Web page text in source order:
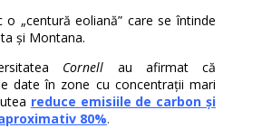
o „centură eoliană” care se întinde
și Montana.
Cornell au afirmat că
date în zone cu concentrații mari
reduce emisiile de carbon și
80%.